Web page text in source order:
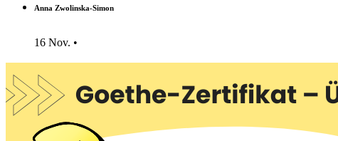
Anna Zwolinska-Simon
16 Nov. •